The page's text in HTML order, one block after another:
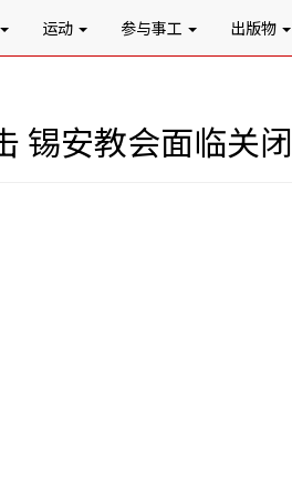
运动 参与事工 出版物
锡安教会面临关闭